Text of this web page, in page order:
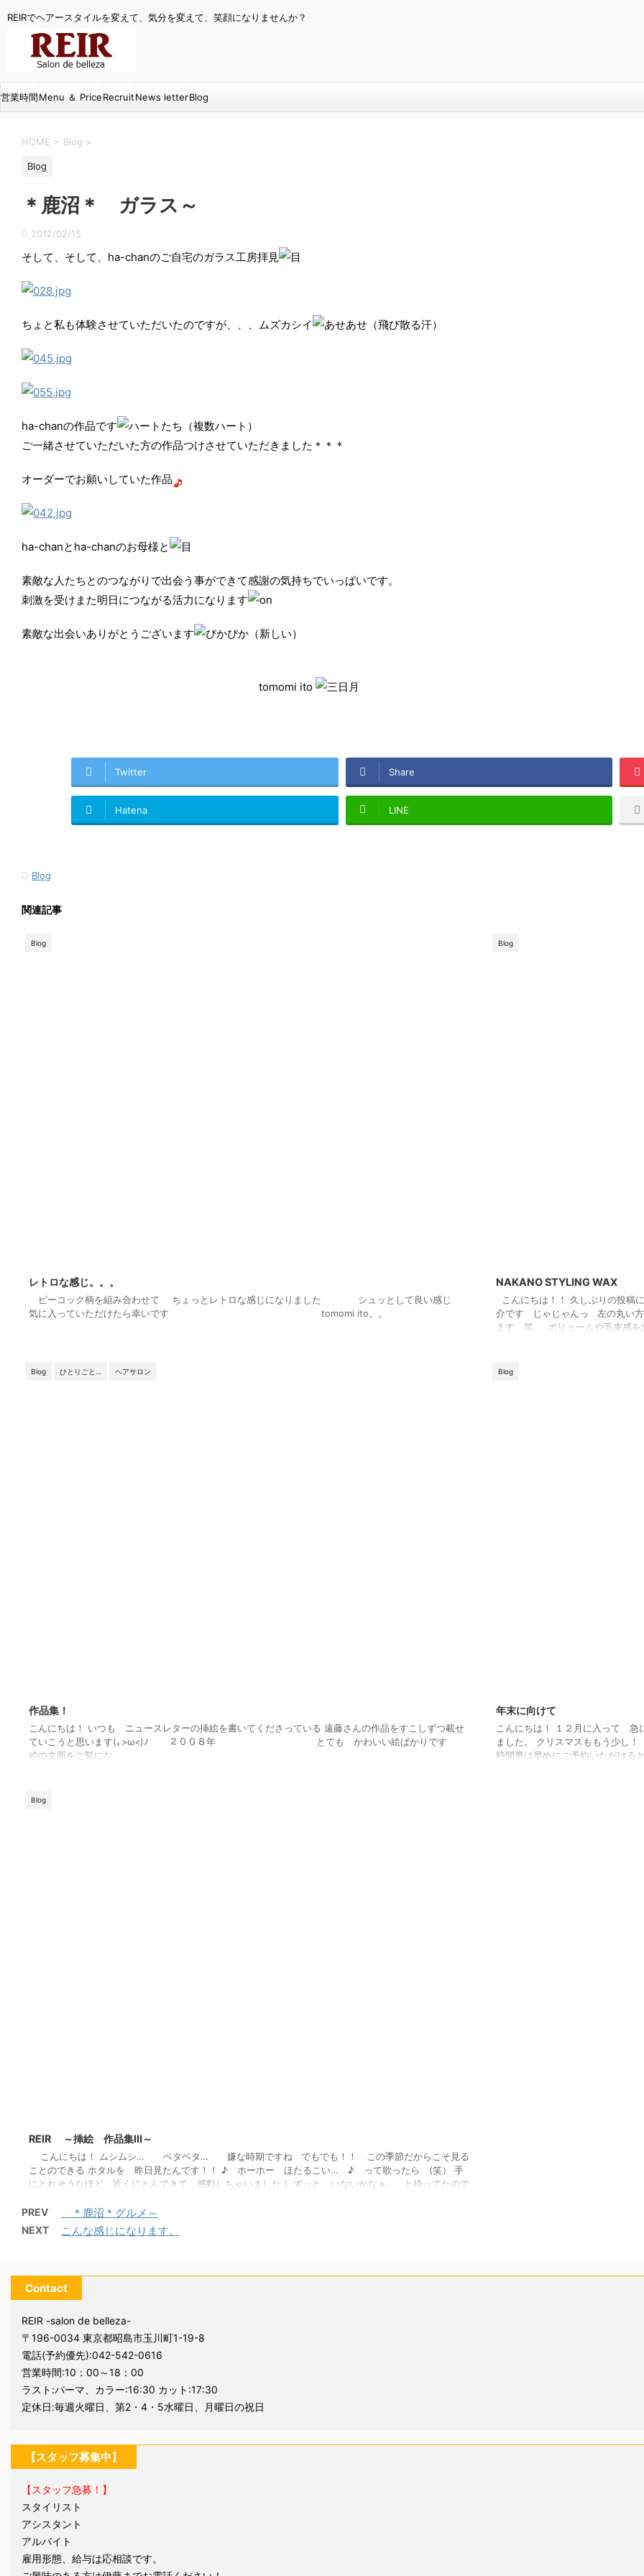
REIRでヘアースタイルを変えて、気分を変えて、笑顔になりませんか？
営業時間Menu ＆ PriceRecruitNews letterBlog
HOME > Blog >
Blog
＊鹿沼＊ ガラス～
2012/02/15
そして、そして、ha-chanのご自宅のガラス工房拝見
ちょと私も体験させていただいたのですが、、、ムズカシイ
ha-chanの作品です
ご一緒させていただいた方の作品つけさせていただきました＊＊＊
オーダーでお願いしていた作品
ha-chanとha-chanのお母様と
素敵な人たちとのつながりで出会う事ができて感謝の気持ちでいっぱいです。
刺激を受けまた明日につながる活力になります
素敵な出会いありがとうございます
tomomi ito
Twitter Share
Hatena LINE
-Blog
関連記事
Blog
レトロな感じ。。。
ピーコック柄を組み合わせて ちょっとレトロな感じになりました シュッとして良い感じ
気に入っていただけたら幸いです tomomi ito。。
Blog
NAKANO STYLING WAX
こんにちは！！ 久しぶりの投稿
介です じゃじゃんっ 左の丸い方
ます。笑 ボリュームや毛束感を
Blog ひとりごと… ヘアサロン
作品集！
こんにちは！ いつも ニュースレターの挿絵を書いてくださっている 遠藤さんの作品をすこしずつ載せ
ていこうと思います(｡>ω<)ﾉ ２００８年 とても かわいい絵ばかりです
絵の文面をご覧にな ...
Blog
年末に向けて
こんにちは！ １２月に入って 急
ました。 クリスマスももう少し
時間帯は早めにご予約いただける
Blog
REIR ～挿絵 作品集Ⅲ～
こんにちは！ ムシムシ… ベタベタ… 嫌な時期ですね でもでも！！ この季節だからこそ見る
ことのできる ホタルを 昨日見たんです！！ ♪ ホーホー ほたるこい… ♪ って歌ったら (笑） 手
にとれそうなほど 近くにとんできて 感動しちゃいました！ ずっと いないかなぁ… と待ってたので
ね！！ &n ...
PREV ＊鹿沼＊グルメ～
NEXT こんな感じになります。
Contact
REIR -salon de belleza-
〒196-0034 東京都昭島市玉川町1-19-8
電話(予約優先):042-542-0616
営業時間:10：00～18：00
ラスト:パーマ、カラー:16:30 カット:17:30
定休日:毎週火曜日、第2・4・5水曜日、月曜日の祝日
【スタッフ募集中】
【スタッフ急募！】
スタイリスト
アシスタント
アルバイト
雇用形態、給与は応相談です。